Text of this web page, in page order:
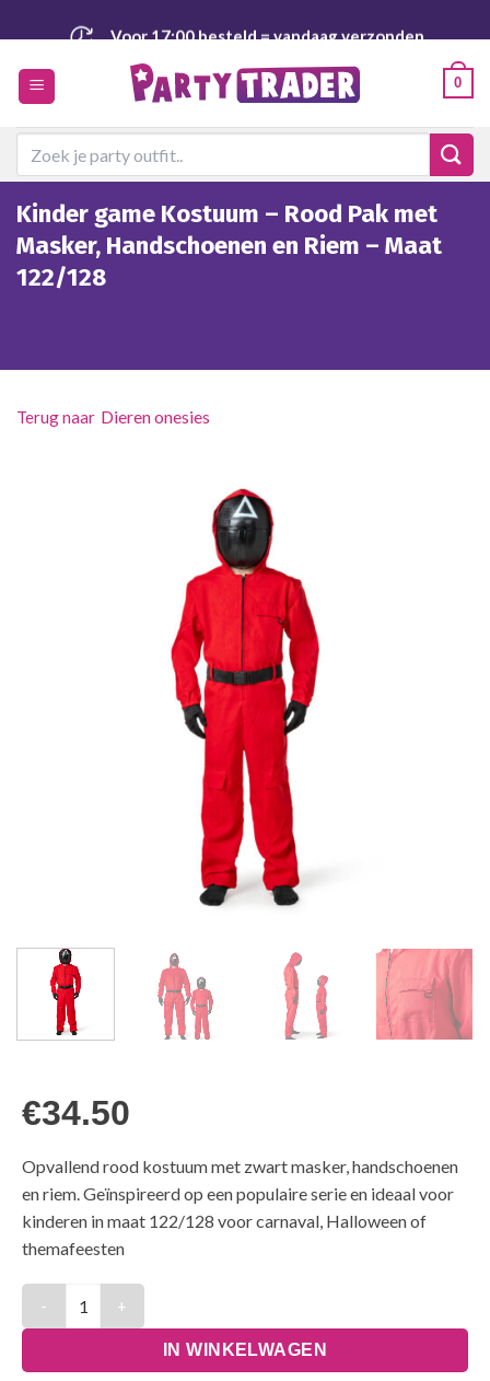
naar
inhoud
Veiligen achteraf betalen 0
Kinder game Kostuum – Rood Pak met
Masker, Handschoenen en Riem – Maat
122/128
Dieren onesies
€34.50
Opvallend rood kostuum met zwart masker, handschoenen
en riem. Geïnspireerd op een populaire serie en ideaal voor
kinderen in maat 122/128 voor carnaval, Halloween of
themafeesten
IN WINKELWAGEN